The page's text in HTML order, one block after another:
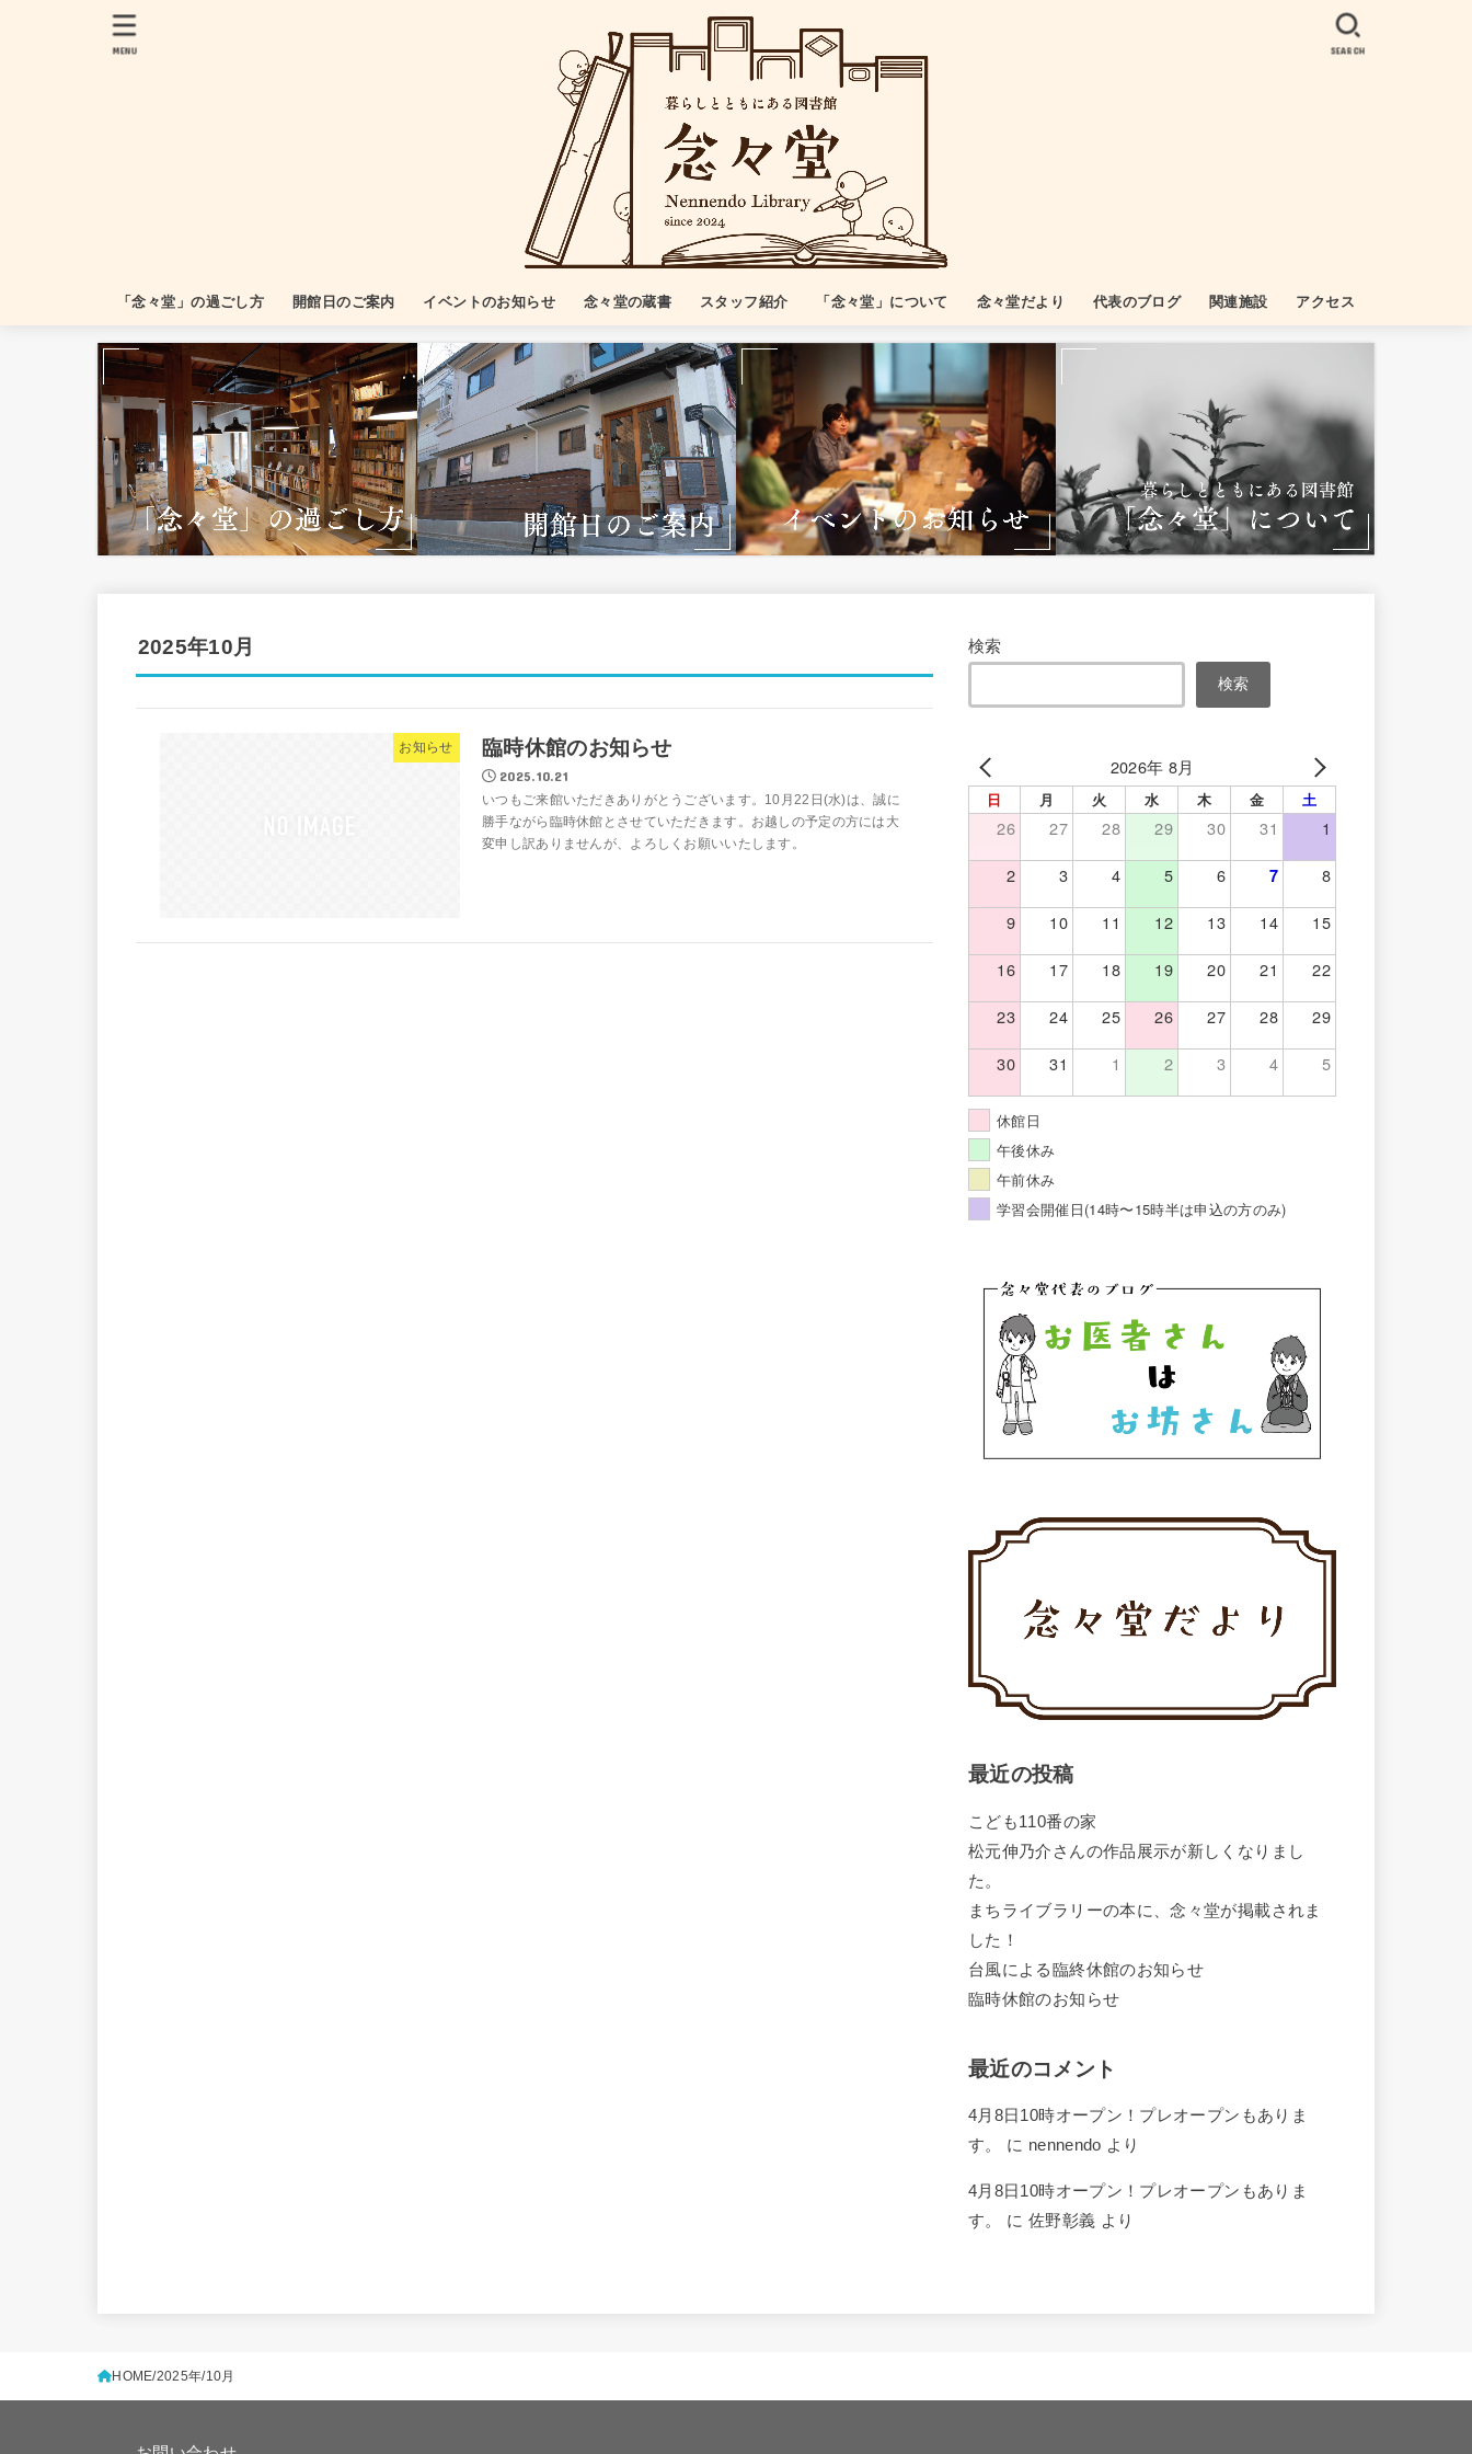
「念々堂」の過ごし方 開館日のご案内 イベントのお知らせ 念々堂の蔵書 スタッフ紹介 「念々堂」について 念々堂だより 代表のブログ 関連施設 アクセス
SEARCH
MENU
2025年10月
お知らせ 臨時休館のお知らせ
2025.10.21
いつもご来館いただきありがとうございます。10月22日(水)は、誠に
勝手ながら臨時休館とさせていただきます。お越しの予定の方には大
変申し訳ありませんが、よろしくお願いいたします。
検索
検索
2026年 8月
日 月 火 水 木 金 土
26 27 28 29 30 31 1
2 3 4 5 6 7 8
9 10 11 12 13 14 15
16 17 18 19 20 21 22
23 24 25 26 27 28 29
30 31 1 2 3 4 5
休館日
午後休み
午前休み
学習会開催日(14時〜15時半は申込の方のみ)
最近の投稿
こども110番の家
松元伸乃介さんの作品展示が新しくなりまし
た。
まちライブラリーの本に、念々堂が掲載されま
した！
台風による臨終休館のお知らせ
臨時休館のお知らせ
最近のコメント
4月8日10時オープン！プレオープンもありま
す。
に nennendo より
4月8日10時オープン！プレオープンもありま
す。
に 佐野彰義 より
HOME 2025年 10月